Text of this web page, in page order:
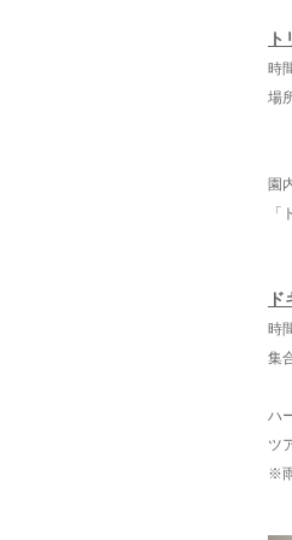
時
場
※
園
時
集
ハ
ツ
※